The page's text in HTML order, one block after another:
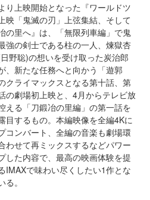
り上映開始となった『ワールドツ
映「鬼滅の刃」上弦集結、そして
の里へ』は、「無限列車編」で鬼
強の剣士である柱の一人、煉獄杏
野聡)の想いを受け取った炭治郎
、新たな任務へと向かう「遊郭
クライマックスとなる第十話、第
の劇場初上映と、4月からテレビ放
える「刀鍛冶の里編」の第一話を
目するもの。本編映像を全編4Kに
コンバート、全編の音楽も劇場環
わせて再ミックスするなどパワー
した内容で、最高の映画体験を提
IMAXで味わい尽くしたい1作とな
る。